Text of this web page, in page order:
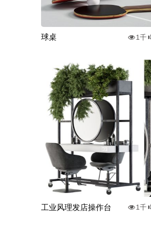
球桌 1千
工业风理发店操作台 1千